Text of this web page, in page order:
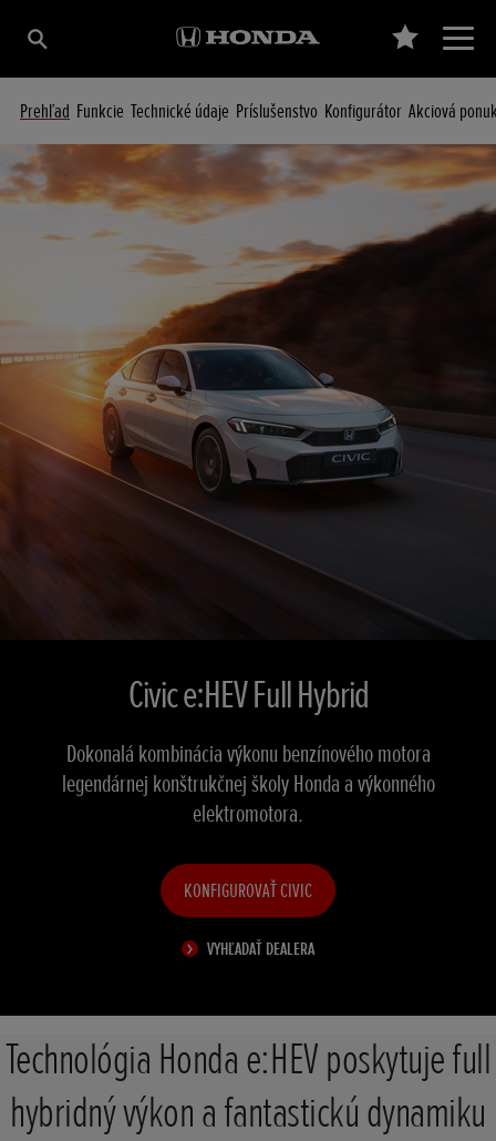
Prehľad Funkcie Technické údaje Príslušenstvo Konfigurátor Akciová
Civic e:HEV Full Hybrid
Dokonalá kombinácia výkonu benzínového motora
legendárnej konštrukčnej školy Honda a výkonného
elektromotora.
KONFIGUROVAŤ CIVIC
VYHĽADAŤ DEALERA
Technológia Honda e:HEV poskytuje full
hybridný výkon a fantastickú dynamiku